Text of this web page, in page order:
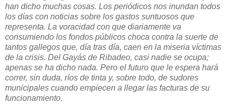
han dicho muchas cosas. Los periódicos nos inundan todos
los días con noticias sobre los gastos suntuosos que
representa. La voracidad con que diariamente va
consumiendo los fondos públicos choca contra la suerte de
tantos gallegos que, día tras día, caen en la miseria víctimas
de la crisis. Del Gayás de Ribadeo, casi nadie se ocupa;
apenas se ha dicho nada. Pero el futuro que le espera hará
correr, sin duda, ríos de tinta y, sobre todo, de sudores
municipales cuando empiecen a llegar las facturas de su
funcionamiento.